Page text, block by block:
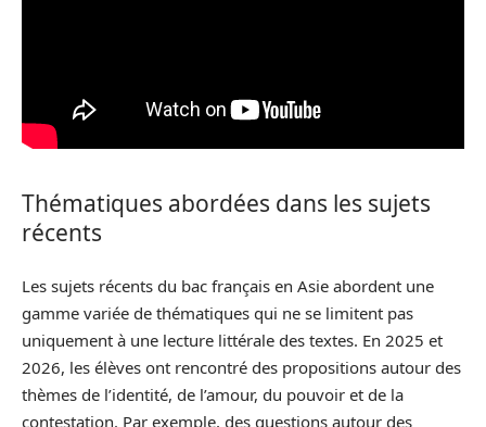
Thématiques abordées dans les sujets
récents
Les sujets récents du bac français en Asie abordent une
gamme variée de thématiques qui ne se limitent pas
uniquement à une lecture littérale des textes. En 2025 et
2026, les élèves ont rencontré des propositions autour des
thèmes de l’identité, de l’amour, du pouvoir et de la
contestation. Par exemple, des questions autour des